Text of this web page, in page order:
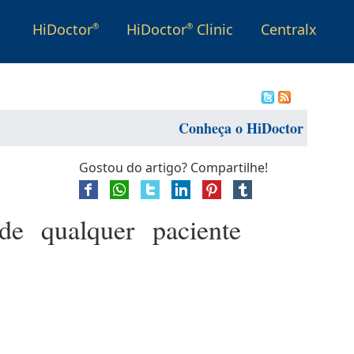
HiDoctor® HiDoctor® Clinic Centralx
Conheça o HiDoctor
Gostou do artigo? Compartilhe!
qualquer paciente